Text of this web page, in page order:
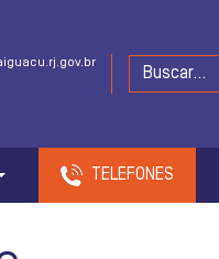
TELEFONES